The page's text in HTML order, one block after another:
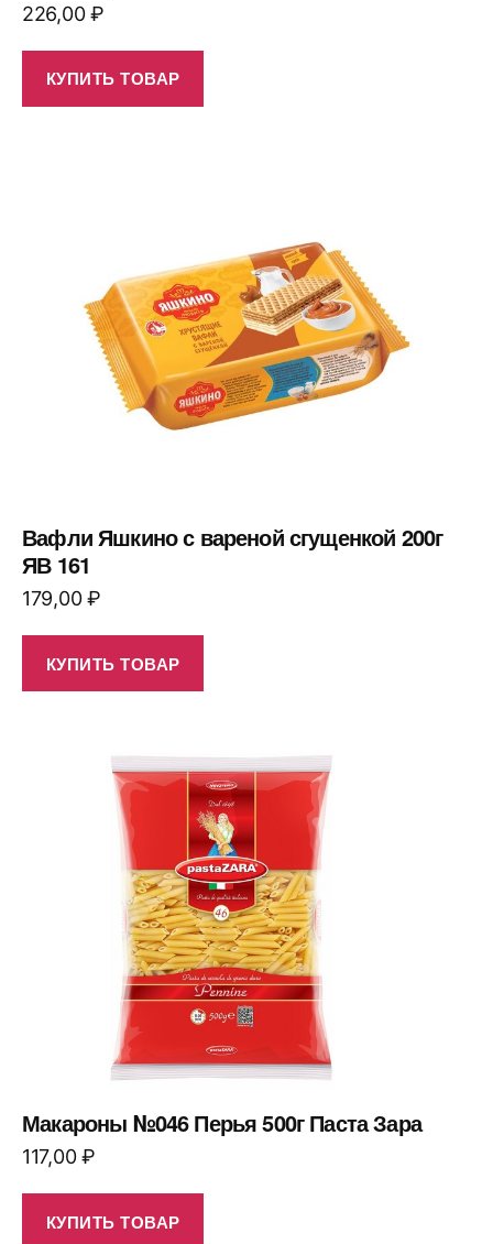
226,00₽
КУПИТЬ ТОВАР
Вафли Яшкино с вареной сгущенкой 200г
ЯВ 161
179,00₽
КУПИТЬ ТОВАР
Макароны №046 Перья 500г Паста Зара
117,00₽
КУПИТЬ ТОВАР